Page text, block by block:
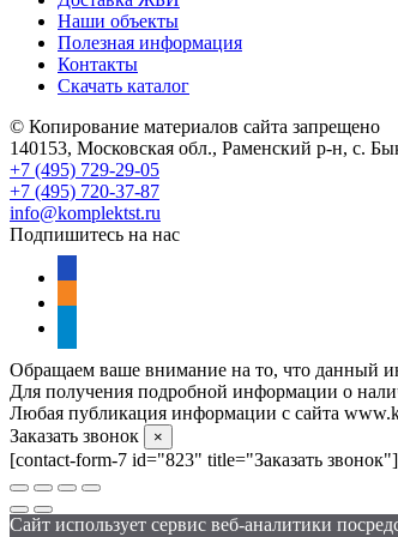
Наши объекты
Полезная информация
Контакты
Скачать каталог
© Копирование материалов сайта запрещено
140153, Московская обл., Раменский р-н, с.
+7 (495) 729-29-05
+7 (495) 720-37-87
info@komplektst.ru
Подпишитесь на нас
Обращаем ваше внимание на то, что данный
Для получения подробной информации о
Любая публикация информации с сайта
Заказать звонок
×
[contact-form-7 id="823" title="Заказать звонок"]
Сайт использует сервис веб-аналитики